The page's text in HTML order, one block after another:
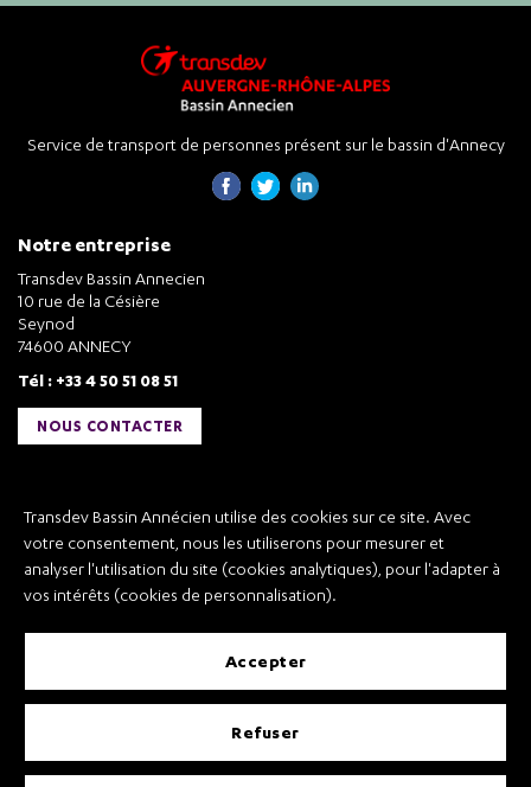
Transdev Bassin Annécien utilise des cookies sur ce site. Avec
votre consentement, nous les utiliserons pour mesurer et
analyser l'utilisation du site (cookies analytiques), pour l'adapter à
vos intérêts (cookies de personnalisation).
accepter
refuser
Service de transport de personnes présent sur le bassin d'Annecy
Notre entreprise
Transdev Bassin Annecien
10 rue de la Césière
Seynod
74600 ANNECY
Tél : +33 4 50 51 08 51
NOUS CONTACTER
Transdev Bassin Annécien
Recrutement
Conditions Générales de Vente et Transport
Conditions Générales d’Utilisation
Règlement